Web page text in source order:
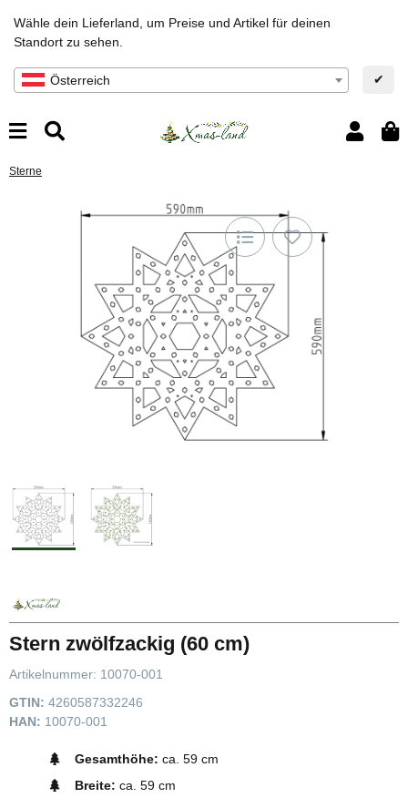
Wähle dein Lieferland, um Preise und Artikel für deinen
Standort zu sehen.
Österreich ✔
Sterne
Stern zwölfzackig (60 cm)
Artikelnummer: 10070-001
GTIN: 4260587332246
HAN: 10070-001
Gesamthöhe: ca. 59 cm
Breite: ca. 59 cm